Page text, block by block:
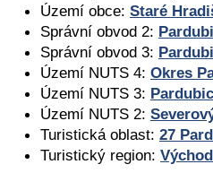
Území obce: Staré
Správní obvod 2:
Správní obvod 3:
Území NUTS 4: Okres
Území NUTS 3:
Území NUTS 2:
Turistická oblast: 27
Turistický region: